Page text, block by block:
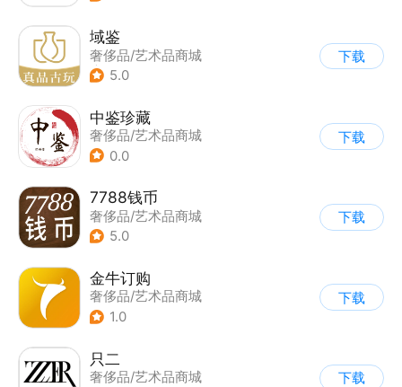
域鉴
奢侈品/艺术品商城
| 其他
5.0
下载
中鉴珍藏
奢侈品/艺术品商城
0.0
下载
7788钱币
奢侈品/艺术品商城
5.0
下载
金牛订购
奢侈品/艺术品商城
1.0
下载
只二
奢侈品/艺术品商城
下载